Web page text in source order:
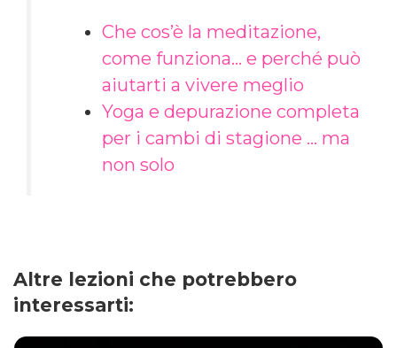
Che cos’è la meditazione,
come funziona… e perché può
aiutarti a vivere meglio
Yoga e depurazione completa
per i cambi di stagione … ma
non solo
Altre lezioni che potrebbero
interessarti: